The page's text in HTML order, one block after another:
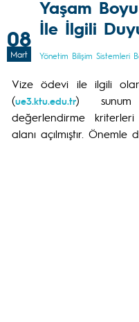
08
Mart
Yaşam
İle İlgili
Yönetim Bilişim Sistemleri
Vize ödevi ile ilgili
(ue3.ktu.edu.tr) sunum
değerlendirme
alanı açılmıştır. Önemle